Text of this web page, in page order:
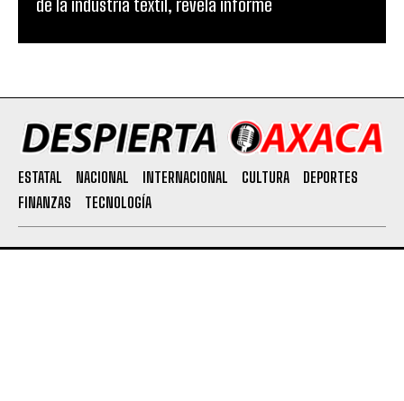
ESTATAL NACIONAL INTERNACIONAL CULTURA
DEPORTES
FINANZAS
TECNOLOGÍA